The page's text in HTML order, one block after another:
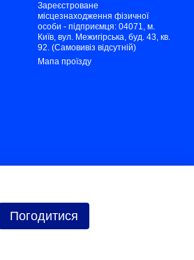
Зареєстроване
місцезнаходження фізичної
особи - підприємця: 04071, м.
Київ, вул. Межигірська, буд. 43, кв.
92. (Самовивіз відсутній)
Мапа проїзду
Погодитися